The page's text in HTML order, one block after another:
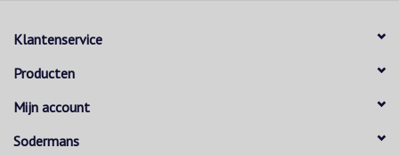
Klantenservice
Producten
Mijn account
Sodermans